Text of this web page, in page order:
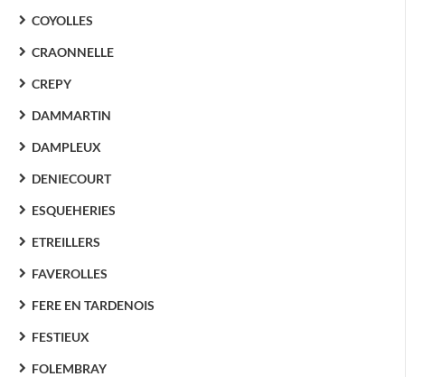
COYOLLES
CRAONNELLE
CREPY
DAMMARTIN
DAMPLEUX
DENIECOURT
ESQUEHERIES
ETREILLERS
FAVEROLLES
FERE EN TARDENOIS
FESTIEUX
FOLEMBRAY